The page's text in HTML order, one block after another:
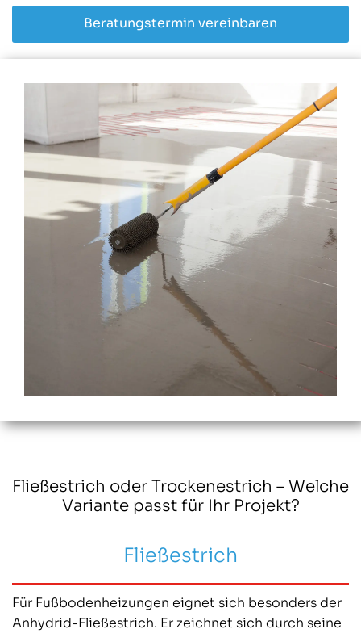
Beratungstermin vereinbaren
Fließestrich oder Trockenestrich – Welche
Variante passt für Ihr Projekt?
Fließestrich
Für Fußbodenheizungen eignet sich besonders der
Anhydrid-Fließestrich. Er zeichnet sich durch seine